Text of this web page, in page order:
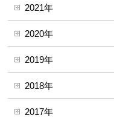
2021年
2020年
2019年
2018年
2017年